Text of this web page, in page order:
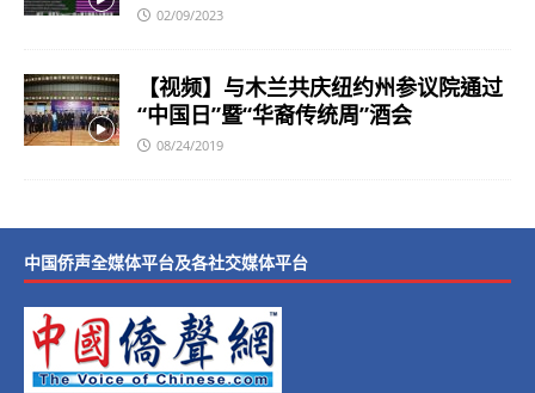
02/09/2023
【视频】与木兰共庆纽约州参议院通过
“中国日”暨“华裔传统周”酒会
08/24/2019
中国侨声全媒体平台及各社交媒体平台